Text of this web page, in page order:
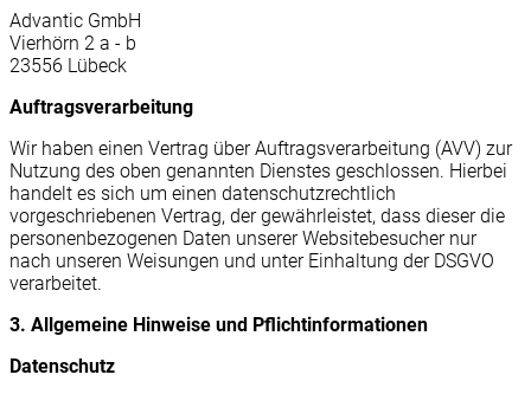
Advantic GmbH
Vierhörn 2 a - b
23556 Lübeck
Auftragsverarbeitung
Wir haben einen Vertrag über Auftragsverarbeitung (AVV) zur
Nutzung des oben genannten Dienstes geschlossen. Hierbei
handelt es sich um einen datenschutzrechtlich
vorgeschriebenen Vertrag, der gewährleistet, dass dieser die
personenbezogenen Daten unserer Websitebesucher nur
nach unseren Weisungen und unter Einhaltung der DSGVO
verarbeitet.
3. Allgemeine Hinweise und Pflicht­informationen
Datenschutz